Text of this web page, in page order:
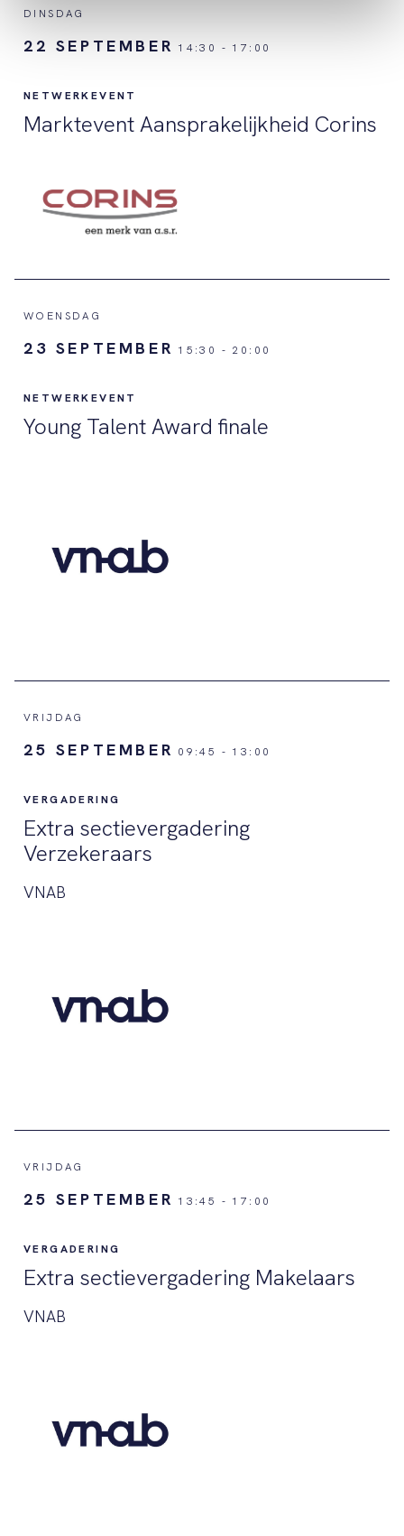
DINSDAG
22 SEPTEMBER 14:30 - 17:00
NETWERKEVENT
Marktevent Aansprakelijkheid Corins
WOENSDAG
23 SEPTEMBER 15:30 - 20:00
NETWERKEVENT
Young Talent Award finale
VRIJDAG
25 SEPTEMBER 09:45 - 13:00
VERGADERING
Extra sectievergadering
Verzekeraars
VNAB
VRIJDAG
25 SEPTEMBER 13:45 - 17:00
VERGADERING
Extra sectievergadering Makelaars
VNAB